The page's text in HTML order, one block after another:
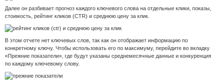
Далее он разбивает прогноз каждого ключевого слова на отдельные клики, показы,
стоимость, рейтинг кликов (CTR) и среднюю цену за клик.
В этом отчете нет ключевых слов, так как он отображает информацию по
конкретному ключу. Чтобы использовать его по максимуму, перейдите во вкладку
«Прежние показатели», где будут указаны среднемесячные данные и конкуренция
по каждому ключевому слову.